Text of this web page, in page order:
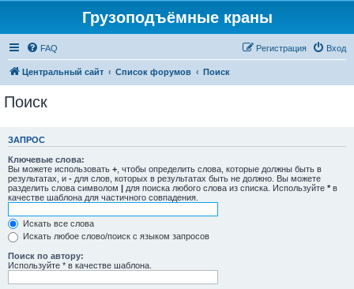
Грузоподъёмные краны
FAQ Вход
Регистрация
Центральный сайт Список форумов Поиск
Поиск
ЗАПРОС
Ключевые слова:
Вы можете использовать + , чтобы определить слова, которые должны быть в
результатах, и - для слов, которых в результатах быть не должно. Вы можете
разделить слова символом | для поиска любого слова из списка. Используйте * в
качестве шаблона для частичного совпадения.
Искать все слова
Искать любое слово/поиск с языком запросов
Поиск по автору:
Используйте * в качестве шаблона.